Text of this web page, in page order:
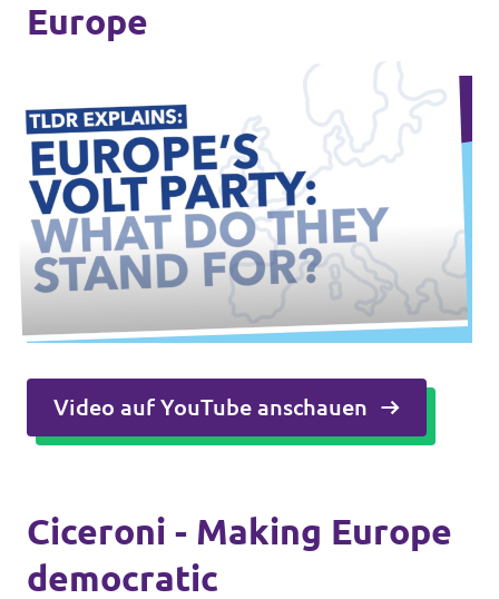
Europe
Video auf YouTube anschauen
Ciceroni - Making Europe
democratic